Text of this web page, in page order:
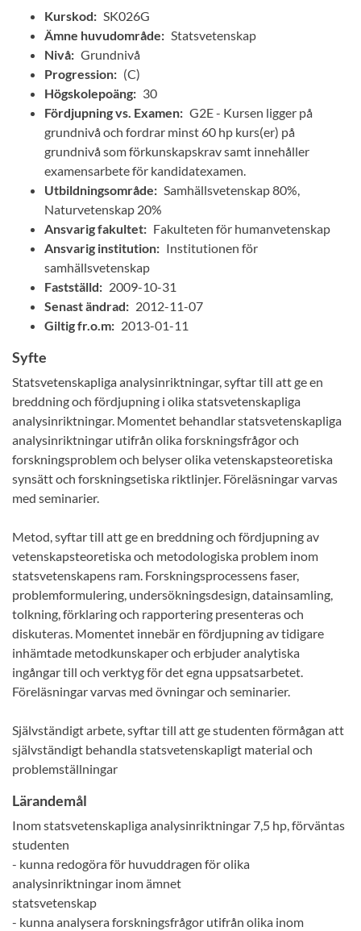
Kurskod: SK026G
Ämne huvudområde: Statsvetenskap
Nivå: Grundnivå
Progression: (C)
Högskolepoäng: 30
Fördjupning vs. Examen: G2E - Kursen ligger på
grundnivå och fordrar minst 60 hp kurs(er) på
grundnivå som förkunskapskrav samt innehåller
examensarbete för kandidatexamen.
Utbildningsområde: Samhällsvetenskap 80%,
Naturvetenskap 20%
Ansvarig fakultet: Fakulteten för humanvetenskap
Ansvarig institution: Institutionen för
samhällsvetenskap
Fastställd: 2009-10-31
Senast ändrad: 2012-11-07
Giltig fr.o.m: 2013-01-11
Syfte
Statsvetenskapliga analysinriktningar, syftar till att ge en
breddning och fördjupning i olika statsvetenskapliga
analysinriktningar. Momentet behandlar statsvetenskapliga
analysinriktningar utifrån olika forskningsfrågor och
forskningsproblem och belyser olika vetenskapsteoretiska
synsätt och forskningsetiska riktlinjer. Föreläsningar varvas
med seminarier.
Metod, syftar till att ge en breddning och fördjupning av
vetenskapsteoretiska och metodologiska problem inom
statsvetenskapens ram. Forskningsprocessens faser,
problemformulering, undersökningsdesign, datainsamling,
tolkning, förklaring och rapportering presenteras och
diskuteras. Momentet innebär en fördjupning av tidigare
inhämtade metodkunskaper och erbjuder analytiska
ingångar till och verktyg för det egna uppsatsarbetet.
Föreläsningar varvas med övningar och seminarier.
Självständigt arbete, syftar till att ge studenten förmågan att
självständigt behandla statsvetenskapligt material och
problemställningar
Lärandemål
Inom statsvetenskapliga analysinriktningar 7,5 hp, förväntas
studenten
- kunna redogöra för huvuddragen för olika
analysinriktningar inom ämnet
statsvetenskap
- kunna analysera forskningsfrågor utifrån olika inom